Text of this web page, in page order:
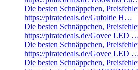
Die besten Schnäppchen,
https://piratedeals.de/Gufoltie H…
Die besten Schnäppchen,
https://piratedeals.de/Govee LED
Die besten Schnäppchen,
https://piratedeals.de/Govee LED
Die besten Schnäppchen,